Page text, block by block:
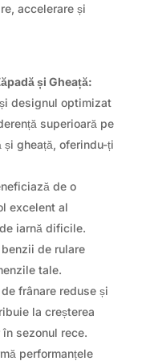
accelerare și
și Gheață:
designul optimizat
superioară pe
gheață, oferindu-ți
de o
excelent al
iarnă dificile.
de rulare
tale.
frânare reduse și
la creșterea
sezonul rece.
performanțele